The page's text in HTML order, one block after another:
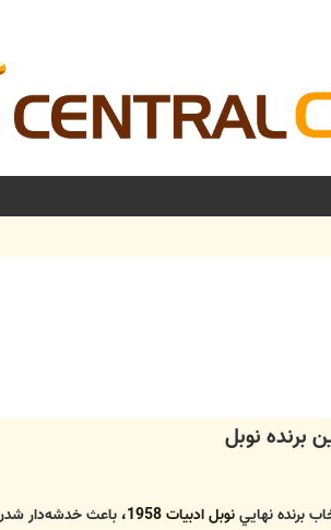
برنده نوبل
برنده نهايينوبل ادبيات 1958، باعث خدشه‌دار